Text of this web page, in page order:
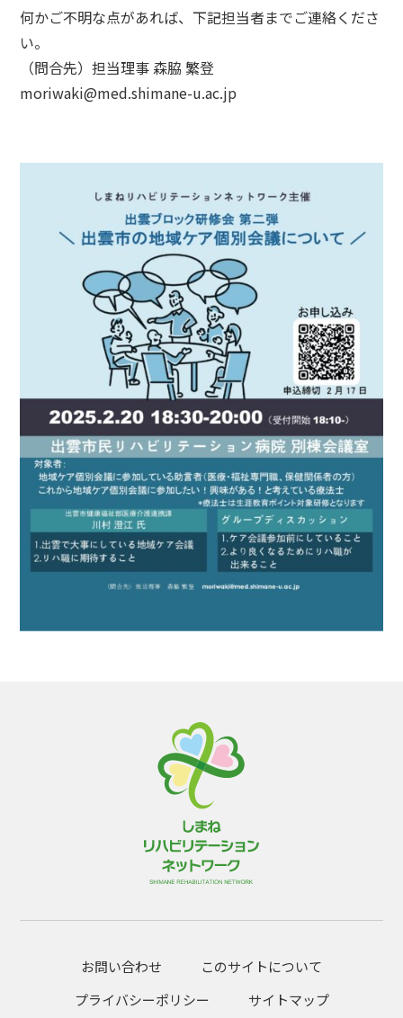
何かご不明な点があれば、下記担当者までご連絡くださ
い。
（問合先）担当理事 森脇 繁登
moriwaki@med.shimane-u.ac.jp
お問い合わせ
このサイトについて
プライバシーポリシー
サイトマップ